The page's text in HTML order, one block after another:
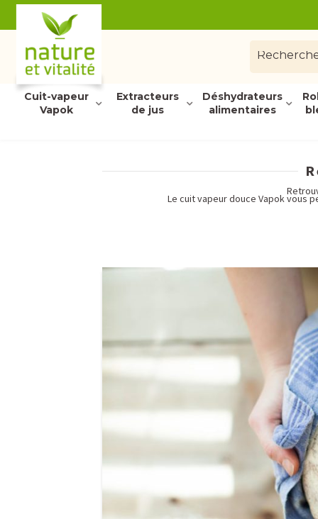
Cuit-vapeur
Vapok
Extracteurs
de jus
Déshydrateurs
alimentaires
Le cuit vapeur douce Vapok vous